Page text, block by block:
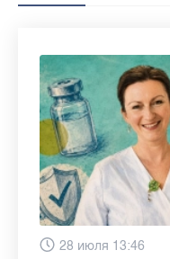
6 августа 9:02
28 июля 13:46
13 июля 9:05
3 июля 11:56
23 июня 9:10
16 июня 11:37
11 июня 12:37
3 июня 10:02